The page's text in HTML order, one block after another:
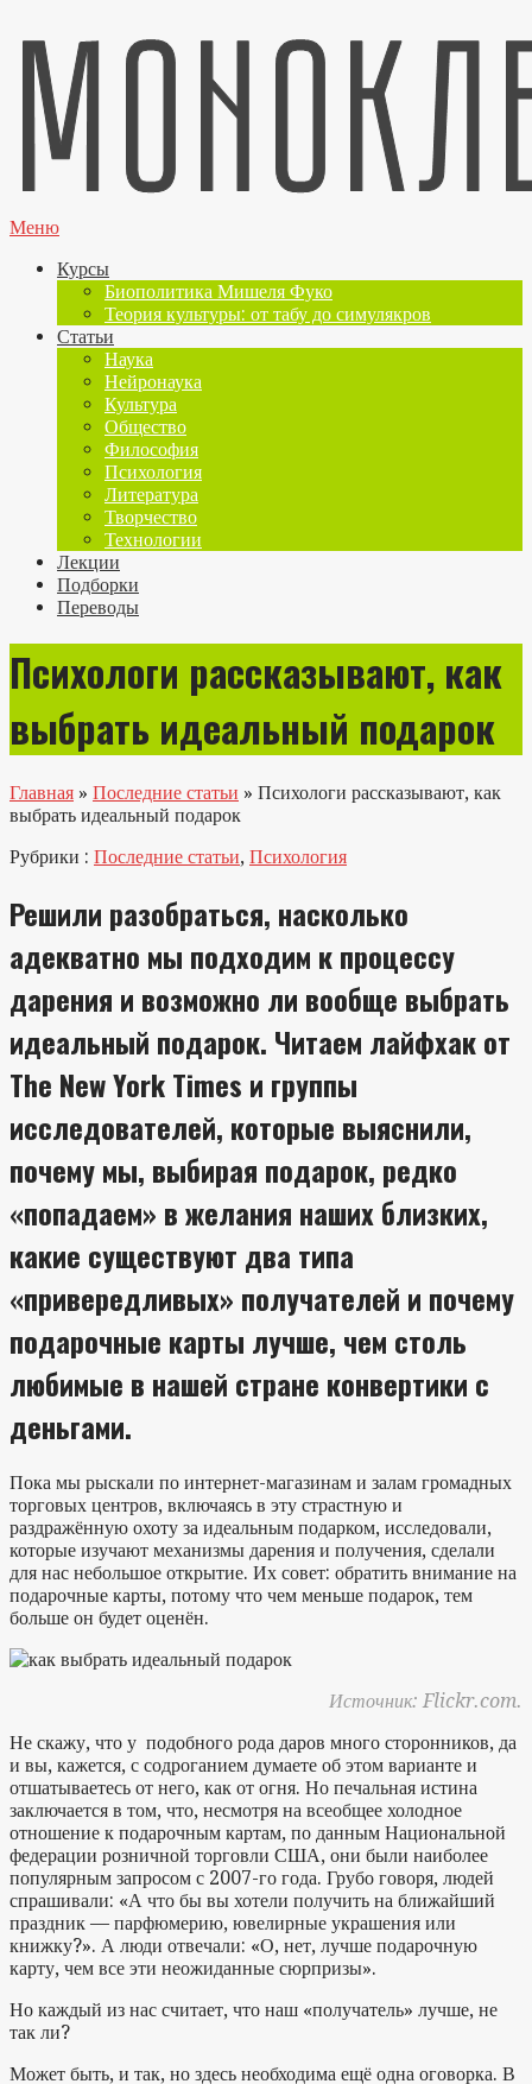
Меню
Курсы
Биополитика Мишеля Фуко
Теория культуры: от табу до симулякров
Статьи
Наука
Нейронаука
Культура
Общество
Философия
Психология
Литература
Творчество
Технологии
Лекции
Подборки
Переводы
Психологи рассказывают, как
выбрать идеальный подарок
Главная » Последние статьи » Психологи рассказывают, как
выбрать идеальный подарок
Рубрики : Последние статьи, Психология
Решили разобраться, насколько
адекватно мы подходим к процессу
дарения и возможно ли вообще выбрать
идеальный подарок. Читаем лайфхак от
The New York Times и группы
исследователей, которые выяснили,
почему мы, выбирая подарок, редко
«попадаем» в желания наших близких,
какие существуют два типа
«привередливых» получателей и почему
подарочные карты лучше, чем столь
любимые в нашей стране конвертики с
деньгами.
Пока мы рыскали по интернет-магазинам и залам громадных
торговых центров, включаясь в эту страстную и
раздражённую охоту за идеальным подарком, исследовали,
которые изучают механизмы дарения и получения, сделали
для нас небольшое открытие. Их совет: обратить внимание на
подарочные карты, потому что чем меньше подарок, тем
больше он будет оценён.
Источник: Flickr.com.
Не скажу, что у подобного рода даров много сторонников, да
и вы, кажется, с содроганием думаете об этом варианте и
отшатываетесь от него, как от огня. Но печальная истина
заключается в том, что, несмотря на всеобщее холодное
отношение к подарочным картам, по данным Национальной
федерации розничной торговли США, они были наиболее
популярным запросом с 2007-го года. Грубо говоря, людей
спрашивали: «А что бы вы хотели получить на ближайший
праздник — парфюмерию, ювелирные украшения или
книжку?». А люди отвечали: «О, нет, лучше подарочную
карту, чем все эти неожиданные сюрпризы».
Но каждый из нас считает, что наш «получатель» лучше, не
так ли?
Может быть, и так, но здесь необходима ещё одна оговорка. В